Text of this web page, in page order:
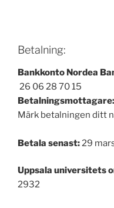
Betalning:
Bankkonto Nordea
26 06 28 70 15
Betalningsmottagare:
Märk betalningen ditt
Betala senast: 29
Uppsala universitets
2932